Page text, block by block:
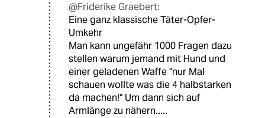
@Friderike Graebert:
Eine ganz klassische Täter-Opfer-
Umkehr
Man kann ungefähr 1000 Fragen dazu
stellen warum jemand mit Hund und
einer geladenen Waffe "nur Mal
schauen wollte was die 4 halbstarken
da machen!" Um dann sich auf
Armlänge zu nähern.....